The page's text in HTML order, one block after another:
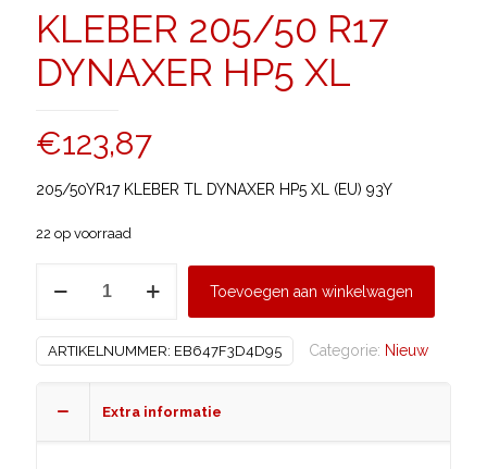
KLEBER 205/50 R17
DYNAXER HP5 XL
€123,87
205/50YR17 KLEBER TL DYNAXER HP5 XL (EU) 93Y
22 op voorraad
DYNAXER
Toevoegen aan winkelwagen
ARTIKELNUMMER: EB647F3D4D95 Categorie: Nieuw
Extra informatie